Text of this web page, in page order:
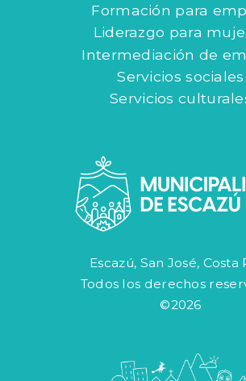
Formación para
Liderazgo para
Intermediación de
Servicios sociales
Servicios
Escazú, San José, Costa
Todos los derechos
©2026